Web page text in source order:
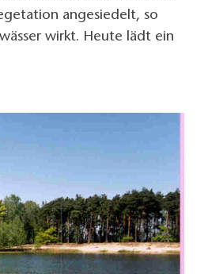
angesiedelt, so
wirkt. Heute lädt ein